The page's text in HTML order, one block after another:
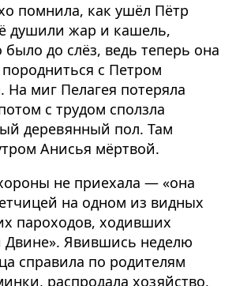
помнила, как ушёл Пётр
душили жар и кашель,
до слёз, ведь теперь она
с Петром
миг Пелагея потеряла
с трудом сползла
деревянный пол. Там
Анисья мёртвой.
не приехала — «она
на одном из видных
пароходов, ходивших
Двине». Явившись неделю
справила по родителям
распродала хозяйство,